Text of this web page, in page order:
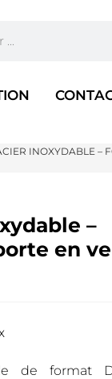
INOXYDABLE –
–
en
de format